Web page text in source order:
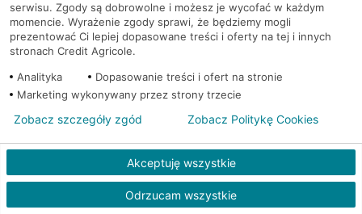
Gdynia, ul. 10-go Lutego 11 Bankomat (Euronet)
Gdynia, ul. 10-go Lutego 11 Bankomat (Euronet)
Gdynia, ul. 10 Lutego 6A Bankomat (Euronet)
Gdynia, ul. Abrahama 46 A-B Bankomat (Euronet)
serwisu. Zgody są dobrowolne i możesz je wycofać w każdym
momencie. Wyrażenie zgody sprawi, że będziemy mogli
prezentować Ci lepiej dopasowane treści i oferty na tej i innych
stronach Credit Agricole.
Analityka
Dopasowanie treści i ofert na stronie
Marketing wykonywany przez strony trzecie
Akceptuję wszystkie
Odrzucam wszystkie
Zobacz szczegóły zgód Zobacz Politykę Cookies